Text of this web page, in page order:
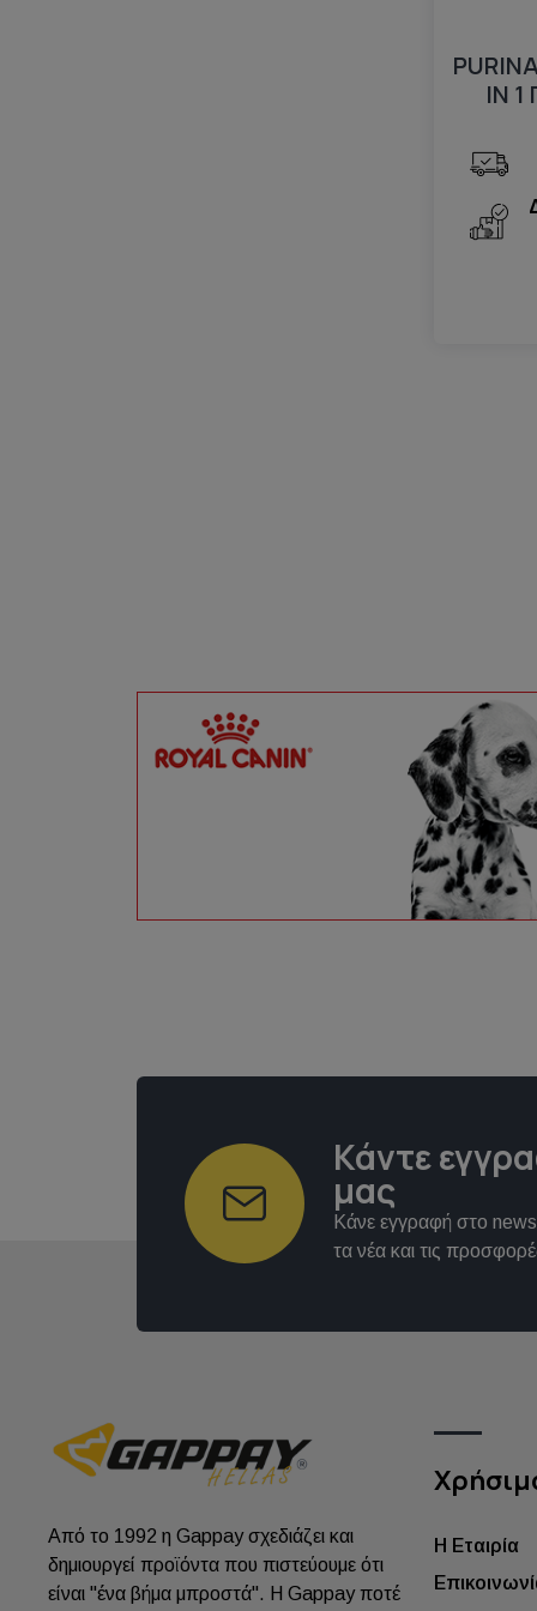
IN
Κάντε
μας
Κάνε εγγραφή στο
τα νέα και τις
Από το 1992 η Gappay σχεδιάζει και
δημιουργεί προϊόντα που πιστεύουμε ότι
είναι "ένα βήμα μπροστά". Η Gappay ποτέ
Η Εταιρία